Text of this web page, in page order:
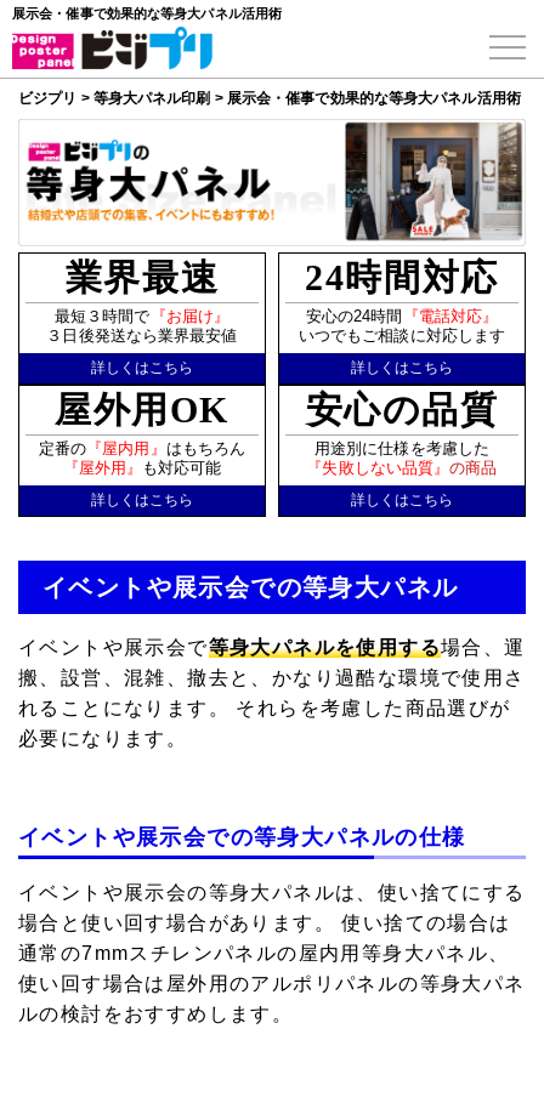
展示会・催事で効果的な等身大パネル活用術
ビジプリ > 等身大パネル印刷 > 展示会・催事で効果的な等身大パネル活用術
業界最速
最短３時間で 『お届け』
３日後発送なら業界最安値
詳しくはこちら
24時間対応
安心の24時間
『電話対応』
いつでもご相談に対応します
詳しくはこちら
屋外用OK
定番の 『屋内用』 はもちろん
『屋外用』
も対応可能
詳しくはこちら
安心の品質
用途別に仕様を考慮した
『失敗しない品質』の商品
詳しくはこちら
イベントや展示会での等身大パネル
イベントや展示会で等身大パネルを使用する場合、運
搬、設営、混雑、撤去と、かなり過酷な環境で使用さ
れることになります。 それらを考慮した商品選びが
必要になります。
イベントや展示会での等身大パネルの仕様
イベントや展示会の等身大パネルは、使い捨てにする
場合と使い回す場合があります。 使い捨ての場合は
通常の7mmスチレンパネルの屋内用等身大パネル、
使い回す場合は屋外用のアルポリパネルの等身大パネ
ルの検討をおすすめします。